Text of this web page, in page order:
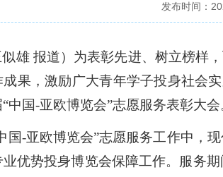
发布时间：
似雄 报道） 为表彰先进、树立榜样
成果，激励广大青年学子投身社会
“中国-亚欧博览会”志愿服务表彰大会
国-亚欧博览会”志愿服务工作中，
优势投身博览会保障工作。服务